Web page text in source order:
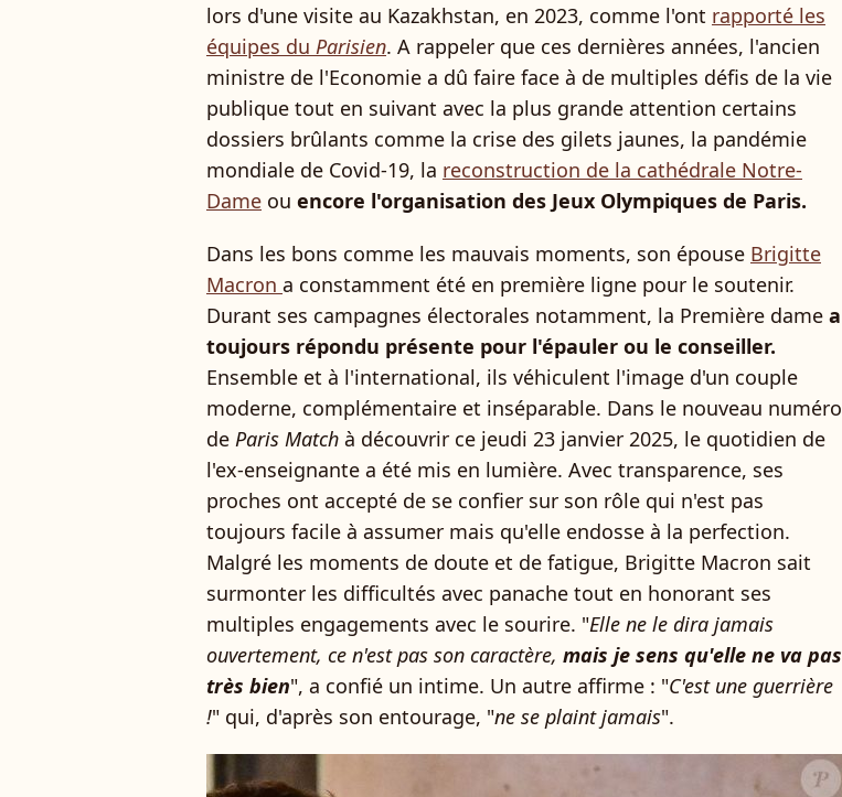
lors d'une visite au Kazakhstan, en 2023, comme l'ont rapporté les
équipes du Parisien. A rappeler que ces dernières années, l'ancien
ministre de l'Economie a dû faire face à de multiples défis de la vie
publique tout en suivant avec la plus grande attention certains
dossiers brûlants comme la crise des gilets jaunes, la pandémie
mondiale de Covid-19, la reconstruction de la cathédrale Notre-
Dame ou encore l'organisation des Jeux Olympiques de Paris.
Dans les bons comme les mauvais moments, son épouse Brigitte
Macron a constamment été en première ligne pour le soutenir.
Durant ses campagnes électorales notamment, la Première dame a
toujours répondu présente pour l'épauler ou le conseiller.
Ensemble et à l'international, ils véhiculent l'image d'un couple
moderne, complémentaire et inséparable. Dans le nouveau numéro
de Paris Match à découvrir ce jeudi 23 janvier 2025, le quotidien de
l'ex-enseignante a été mis en lumière. Avec transparence, ses
proches ont accepté de se confier sur son rôle qui n'est pas
toujours facile à assumer mais qu'elle endosse à la perfection.
Malgré les moments de doute et de fatigue, Brigitte Macron sait
surmonter les difficultés avec panache tout en honorant ses
multiples engagements avec le sourire. "Elle ne le dira jamais
ouvertement, ce n'est pas son caractère, mais je sens qu'elle ne va pas
très bien", a confié un intime. Un autre affirme : "C'est une guerrière
!" qui, d'après son entourage, "ne se plaint jamais".